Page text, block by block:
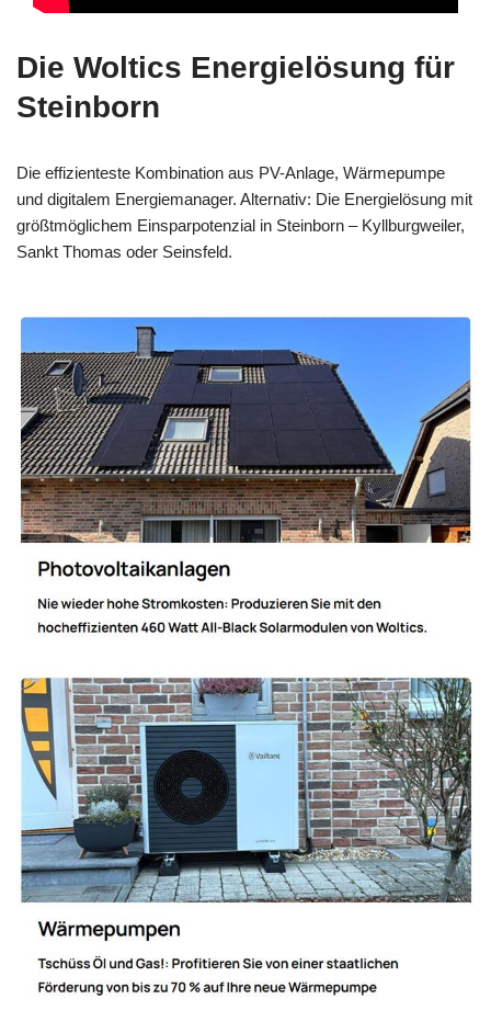
Die Woltics Energielösung für
Steinborn
Die effizienteste Kombination aus PV-Anlage, Wärmepumpe
und digitalem Energiemanager. Alternativ: Die Energielösung mit
größtmöglichem Einsparpotenzial in Steinborn – Kyllburgweiler,
Sankt Thomas oder Seinsfeld.